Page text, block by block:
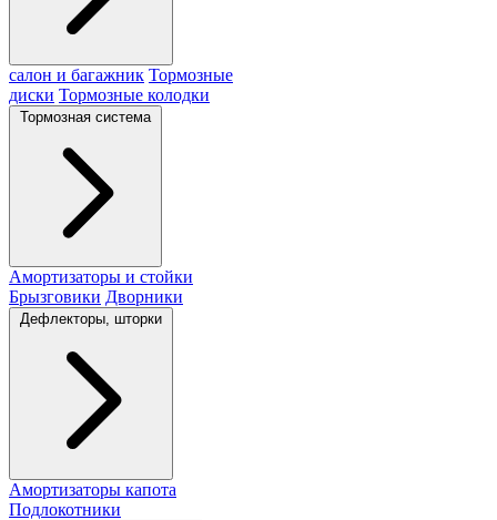
салон и багажник Тормозные
диски Тормозные колодки
Тормозная система
Амортизаторы и стойки
Брызговики Дворники
Дефлекторы, шторки
Амортизаторы капота
Подлокотники